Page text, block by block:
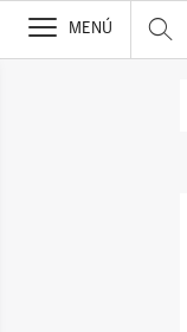
>
MENÚ